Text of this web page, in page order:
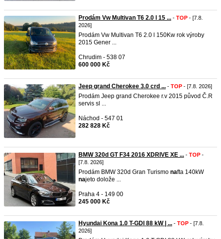
Prodám Vw Multivan T6 2.0 l 15 ... - TOP - [7.8.
2026]
Prodám Vw Multivan T6 2.0 l 150Kw rok výroby
2015 Gener ...
Chrudim - 538 07
600 000 Kč
Jeep grand Cherokee 3.0 crd ... - TOP - [7.8. 2026]
Prodám Jeep grand Cherokee r.v 2015 původ Č.R
servis sl ...
Náchod - 547 01
282 828 Kč
BMW 320d GT F34 2016 XDRIVE XE ... - TOP -
[7.8. 2026]
Prodám BMW 320d Gran Turismo nafta 140kW
najeto dolože ...
Praha 4 - 149 00
245 000 Kč
Hyundai Kona 1.0 T-GDI 88 kW | ... - TOP - [7.8.
2026]